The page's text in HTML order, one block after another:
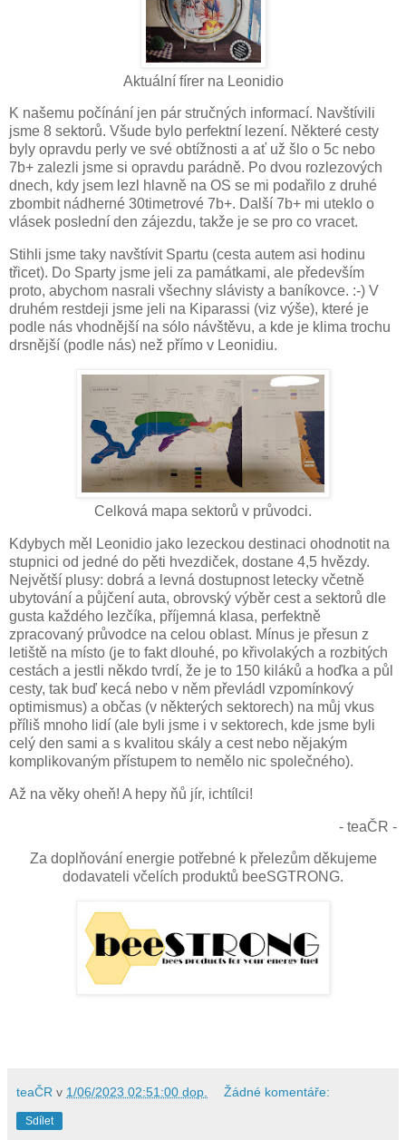
Aktuální fírer na Leonidio
K našemu počínání jen pár stručných informací. Navštívili
jsme 8 sektorů. Všude bylo perfektní lezení. Některé cesty
byly opravdu perly ve své obtížnosti a ať už šlo o 5c nebo
7b+ zalezli jsme si opravdu parádně. Po dvou rozlezových
dnech, kdy jsem lezl hlavně na OS se mi podařilo z druhé
zbombit nádherné 30timetrové 7b+. Další 7b+ mi uteklo o
vlásek poslední den zájezdu, takže je se pro co vracet.
Stihli jsme taky navštívit Spartu (cesta autem asi hodinu
třicet). Do Sparty jsme jeli za památkami, ale především
proto, abychom nasrali všechny slávisty a baníkovce. :-) V
druhém restdeji jsme jeli na Kiparassi (viz výše), které je
podle nás vhodnější na sólo návštěvu, a kde je klima trochu
drsnější (podle nás) než přímo v Leonidiu.
Celková mapa sektorů v průvodci.
Kdybych měl Leonidio jako lezeckou destinaci ohodnotit na
stupnici od jedné do pěti hvezdiček, dostane 4,5 hvězdy.
Největší plusy: dobrá a levná dostupnost letecky včetně
ubytování a půjčení auta, obrovský výběr cest a sektorů dle
gusta každého lezčíka, příjemná klasa, perfektně
zpracovaný průvodce na celou oblast. Mínus je přesun z
letiště na místo (je to fakt dlouhé, po křivolakých a rozbitých
cestách a jestli někdo tvrdí, že je to 150 kiláků a hoďka a půl
cesty, tak buď kecá nebo v něm převládl vzpomínkový
optimismus) a občas (v některých sektorech) na můj vkus
příliš mnoho lidí (ale byli jsme i v sektorech, kde jsme byli
celý den sami a s kvalitou skály a cest nebo nějakým
komplikovaným přístupem to nemělo nic společného).
Až na věky oheň! A hepy ňů jír, ichtílci!
- teaČR -
Za doplňování energie potřebné k přelezům děkujeme
dodavateli včelích produktů beeSGTRONG.
teaČR v 1/06/2023 02:51:00 dop. Žádné komentáře:
Sdílet